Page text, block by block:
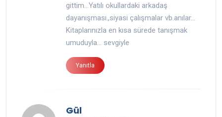
gittim…Yatılı okullardaki arkadaş
dayanışması.,siyasi çalışmalar vb.anılar…
Kitaplarınızla en kısa sürede tanışmak
umuduyla… sevgiyle
Yanıtla
Gül